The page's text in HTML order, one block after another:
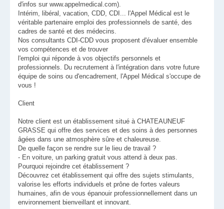
d'infos sur www.appelmedical.com).
Intérim, libéral, vacation, CDD, CDI... l'Appel Médical est le
véritable partenaire emploi des professionnels de santé, des
cadres de santé et des médecins.
Nos consultants CDI-CDD vous proposent d'évaluer ensemble
vos compétences et de trouver
l'emploi qui réponde à vos objectifs personnels et
professionnels. Du recrutement à l'intégration dans votre future
équipe de soins ou d'encadrement, l'Appel Médical s'occupe de
vous !
Client
Notre client est un établissement situé à CHATEAUNEUF
GRASSE qui offre des services et des soins à des personnes
âgées dans une atmosphère sûre et chaleureuse.
De quelle façon se rendre sur le lieu de travail ?
- En voiture, un parking gratuit vous attend à deux pas.
Pourquoi rejoindre cet établissement ?
Découvrez cet établissement qui offre des sujets stimulants,
valorise les efforts individuels et prône de fortes valeurs
humaines, afin de vous épanouir professionnellement dans un
environnement bienveillant et innovant.